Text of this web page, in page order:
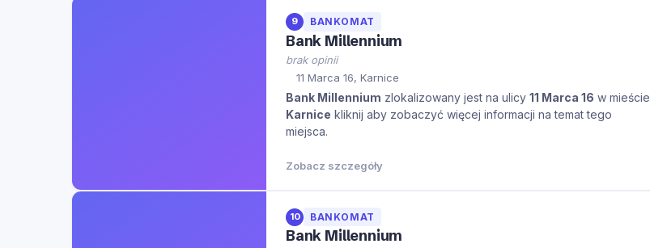
9 BANKOMAT
Bank Millennium
brak opinii
11 Marca 16, Karnice
Bank Millennium zlokalizowany jest na ulicy 11 Marca 16 w mieście
Karnice kliknij aby zobaczyć więcej informacji na temat tego
miejsca.
Zobacz szczegóły
10 BANKOMAT
Bank Millennium